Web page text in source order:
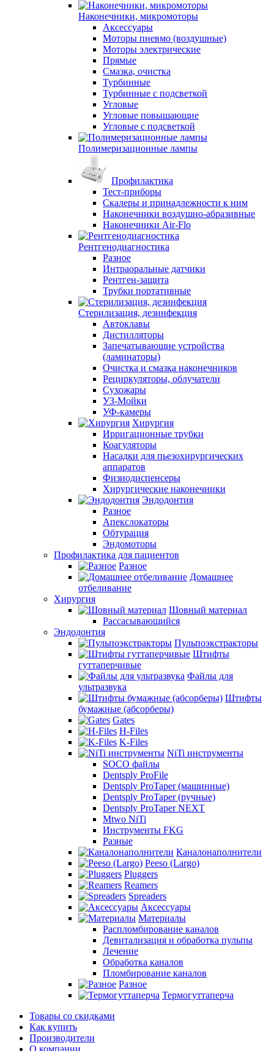
Наконечники, микромоторы
Аксессуары
Моторы пневмо (воздушные)
Моторы электрические
Прямые
Смазка, очистка
Турбинные
Турбинные с подсветкой
Угловые
Угловые повышающие
Угловые с подсветкой
Полимеризационные лампы
Профилактика
Тест-приборы
Скалеры и принадлежности к ним
Наконечники воздушно-абразивные
Наконечники Air-Flo
Рентгенодиагностика
Разное
Интраоральные датчики
Рентген-защита
Трубки портативные
Стерилизация, дезинфекция
Автоклавы
Дистилляторы
Запечатывающие устройства
(ламинаторы)
Очистка и смазка наконечников
Рециркуляторы, облучатели
Сухожары
УЗ-Мойки
УФ-камеры
Хирургия
Ирригационные трубки
Коагуляторы
Насадки для пьезохирургических
аппаратов
Физиодиспенсеры
Хирургические наконечники
Эндодонтия
Разное
Апекслокаторы
Обтурация
Эндомоторы
Профилактика для пациентов
Разное
Домашнее
отбеливание
Хирургия
Шовный материал
Рассасывающийся
Эндодонтия
Пульпоэкстракторы
Штифты
гуттаперчивые
Файлы для
ультразвука
Штифты
бумажные (абсорберы)
Gates
H-Files
K-Files
NiTi инструменты
SOCO файлы
Dentsply ProFile
Dentsply ProTaper (машинные)
Dentsply ProTaper (ручные)
Dentsply ProTaper NEXT
Mtwo NiTi
Инструменты FKG
Разные
Каналонаполнители
Peeso (Largo)
Pluggers
Reamers
Spreaders
Аксессуары
Материалы
Распломбирование каналов
Девитализация и обработка пульпы
Лечение
Обработка каналов
Пломбирование каналов
Разное
Термогуттаперча
Товары со скидками
Как купить
Производители
О компании